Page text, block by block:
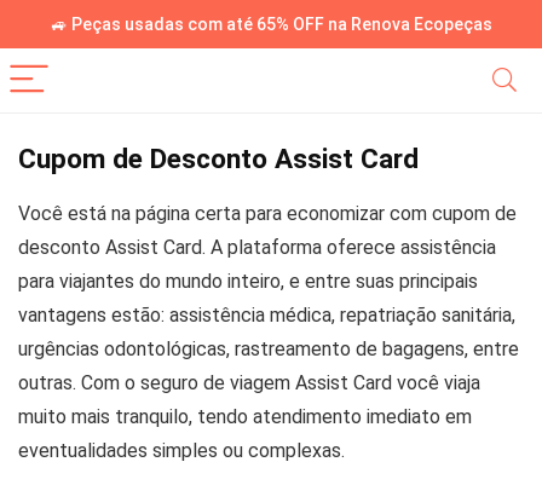
🚙 Peças usadas com até 65% OFF na Renova Ecopeças
Cupom de Desconto Assist Card
Você está na página certa para economizar com cupom de
desconto Assist Card. A plataforma oferece assistência
para viajantes do mundo inteiro, e entre suas principais
vantagens estão: assistência médica, repatriação sanitária,
urgências odontológicas, rastreamento de bagagens, entre
outras. Com o seguro de viagem Assist Card você viaja
muito mais tranquilo, tendo atendimento imediato em
eventualidades simples ou complexas.